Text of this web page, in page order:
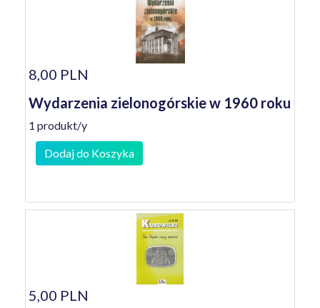
8,00 PLN
Wydarzenia zielonogórskie w 1960 roku
1 produkt/y
Dodaj do Koszyka
5,00 PLN